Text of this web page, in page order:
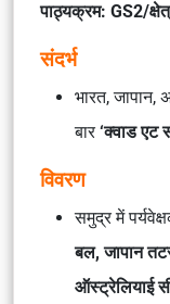
पाठ्यक्रम: GS2/
संदर्भ
भारत, जापान,
बार ‘क्वाड एट
विवरण
समुद्र में
बल, जापान
ऑस्ट्रेलियाई